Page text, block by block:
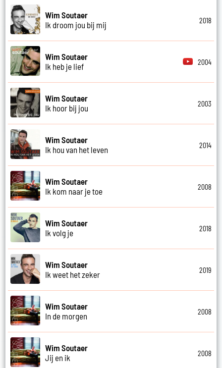
Wim Soutaer
Ik droom jou bij mij
2018
Wim Soutaer
Ik heb je lief
2004
Wim Soutaer
Ik hoor bij jou
2003
Wim Soutaer
Ik hou van het leven
2014
Wim Soutaer
Ik kom naar je toe
2008
Wim Soutaer
Ik volg je
2018
Wim Soutaer
Ik weet het zeker
2019
Wim Soutaer
In de morgen
2008
Wim Soutaer
Jij en ik
2008